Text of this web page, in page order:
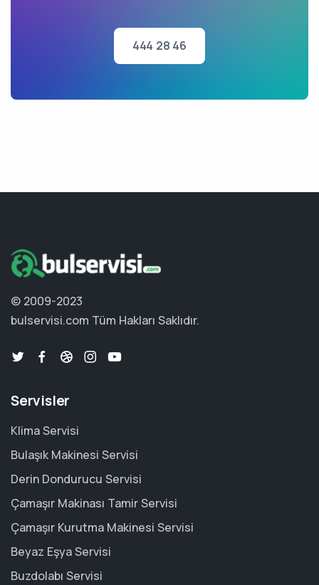
444 28 46
© 2009-2023
bulservisi.com Tüm Hakları Saklıdır.
Servisler
Klima Servisi
Bulaşık Makinesi Servisi
Derin Dondurucu Servisi
Çamaşır Makinası Tamir Servisi
Çamaşır Kurutma Makinesi Servisi
Beyaz Eşya Servisi
Buzdolabı Servisi